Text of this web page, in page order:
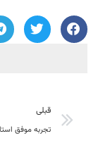
قبلی